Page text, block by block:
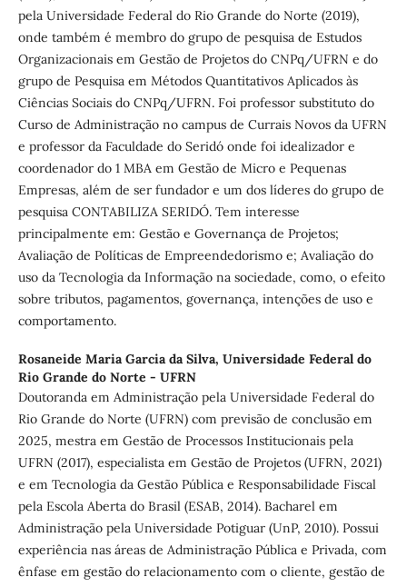
pela Universidade Federal do Rio Grande do Norte (2019),
onde também é membro do grupo de pesquisa de Estudos
Organizacionais em Gestão de Projetos do CNPq/UFRN e do
grupo de Pesquisa em Métodos Quantitativos Aplicados às
Ciências Sociais do CNPq/UFRN. Foi professor substituto do
Curso de Administração no campus de Currais Novos da UFRN
e professor da Faculdade do Seridó onde foi idealizador e
coordenador do 1 MBA em Gestão de Micro e Pequenas
Empresas, além de ser fundador e um dos líderes do grupo de
pesquisa CONTABILIZA SERIDÓ. Tem interesse
principalmente em: Gestão e Governança de Projetos;
Avaliação de Políticas de Empreendedorismo e; Avaliação do
uso da Tecnologia da Informação na sociedade, como, o efeito
sobre tributos, pagamentos, governança, intenções de uso e
comportamento.
Rosaneide Maria Garcia da Silva, Universidade Federal do
Rio Grande do Norte - UFRN
Doutoranda em Administração pela Universidade Federal do
Rio Grande do Norte (UFRN) com previsão de conclusão em
2025, mestra em Gestão de Processos Institucionais pela
UFRN (2017), especialista em Gestão de Projetos (UFRN, 2021)
e em Tecnologia da Gestão Pública e Responsabilidade Fiscal
pela Escola Aberta do Brasil (ESAB, 2014). Bacharel em
Administração pela Universidade Potiguar (UnP, 2010). Possui
experiência nas áreas de Administração Pública e Privada, com
ênfase em gestão do relacionamento com o cliente, gestão de